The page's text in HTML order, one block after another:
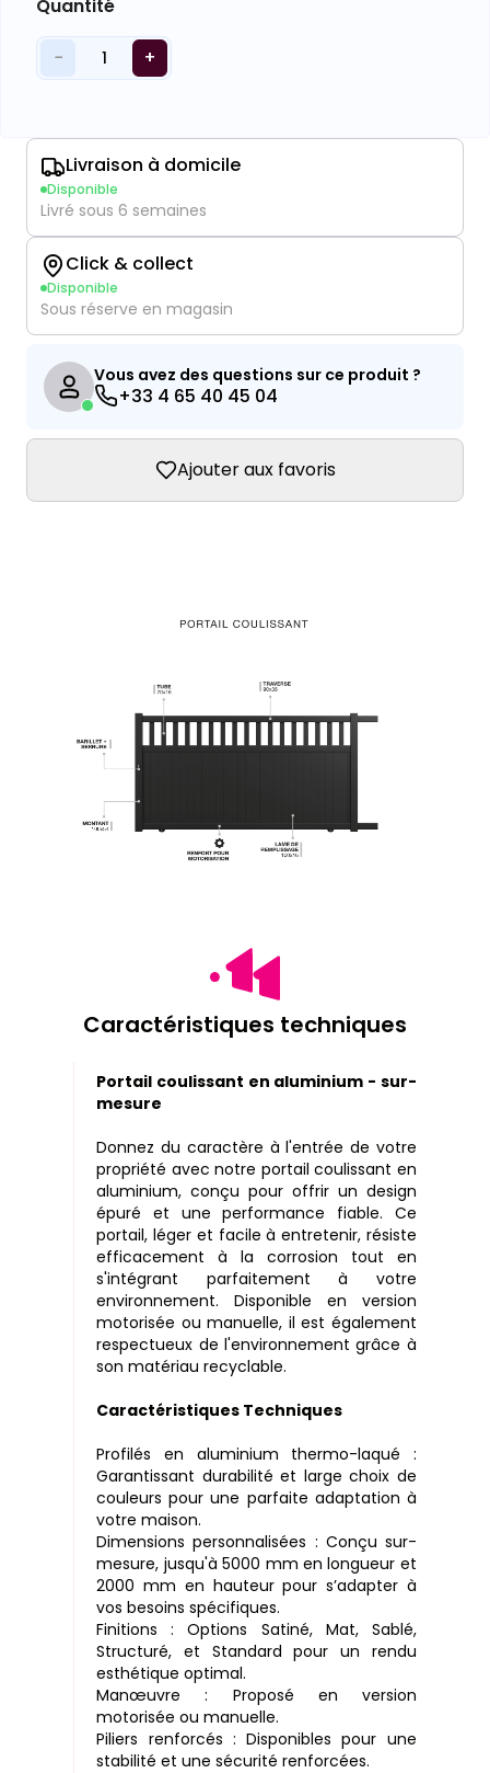
Quantité
− 1 +
Livraison à domicile
Disponible
Livré sous 6 semaines
Click & collect
Disponible
Sous réserve en magasin
Vous avez des questions sur ce produit ?
+33 4 65 40 45 04
Ajouter aux favoris
Caractéristiques techniques
Portail coulissant en aluminium - sur-
mesure
Donnez du caractère à l'entrée de votre
propriété avec notre portail coulissant en
aluminium, conçu pour offrir un design
épuré et une performance fiable. Ce
portail, léger et facile à entretenir, résiste
efficacement à la corrosion tout en
s'intégrant parfaitement à votre
environnement. Disponible en version
motorisée ou manuelle, il est également
respectueux de l'environnement grâce à
son matériau recyclable.
Caractéristiques Techniques
Profilés en aluminium thermo-laqué :
Garantissant durabilité et large choix de
couleurs pour une parfaite adaptation à
votre maison.
Dimensions personnalisées : Conçu sur-
mesure, jusqu'à 5000 mm en longueur et
2000 mm en hauteur pour s’adapter à
vos besoins spécifiques.
Finitions : Options Satiné, Mat, Sablé,
Structuré, et Standard pour un rendu
esthétique optimal.
Manœuvre : Proposé en version
motorisée ou manuelle.
Piliers renforcés : Disponibles pour une
stabilité et une sécurité renforcées.